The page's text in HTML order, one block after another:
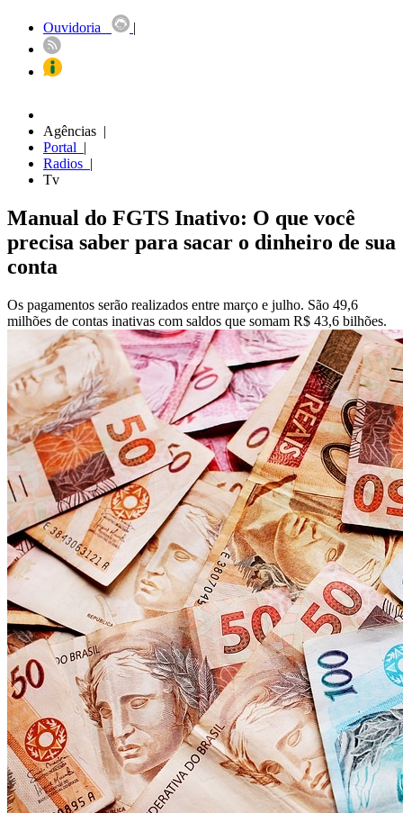
Ouvidoria |
Agências |
Portal |
Radios |
Tv
Manual do FGTS Inativo: O que você
precisa saber para sacar o dinheiro de sua
conta
Os pagamentos serão realizados entre março e julho. São 49,6
milhões de contas inativas com saldos que somam R$ 43,6 bilhões.